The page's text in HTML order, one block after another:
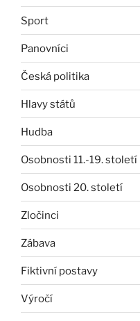
Sport
Panovníci
Česká politika
Hlavy států
Hudba
Osobnosti 11.-19. století
Osobnosti 20. století
Zločinci
Zábava
Fiktivní postavy
Výročí